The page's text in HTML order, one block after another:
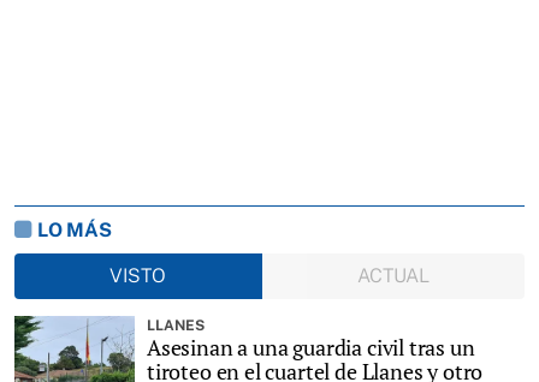
LO MÁS
VISTO
ACTUAL
LLANES
Asesinan a una guardia civil tras un
tiroteo en el cuartel de Llanes y otro